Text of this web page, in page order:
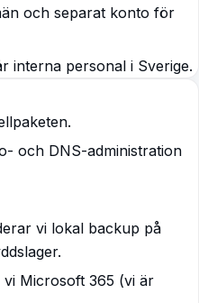
och separat konto för
interna personal i Sverige.
och DNS-administration
vi lokal backup på
Microsoft 365 (vi är